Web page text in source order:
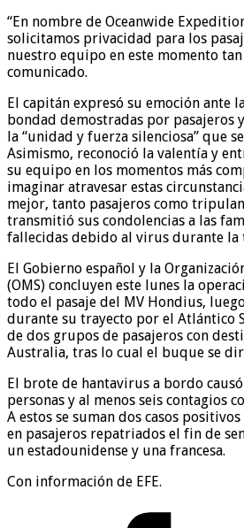
“En nombre de Oceanwide
solicitamos privacidad para los
nuestro equipo en este momento
comunicado.
El capitán expresó su emoción ante
bondad demostradas por pasajeros
la “unidad y fuerza silenciosa” que
Asimismo, reconoció la valentía y
su equipo en los momentos más
imaginar atravesar estas
mejor, tanto pasajeros como
transmitió sus condolencias a las
fallecidas debido al virus durante la
El Gobierno español y la
(OMS) concluyen este lunes la
todo el pasaje del MV Hondius,
durante su trayecto por el Atlántico
de dos grupos de pasajeros con
Australia, tras lo cual el buque se
El brote de hantavirus a bordo
personas y al menos seis contagios
A estos se suman dos casos
en pasajeros repatriados el fin de
un estadounidense y una francesa.
Con información de EFE.